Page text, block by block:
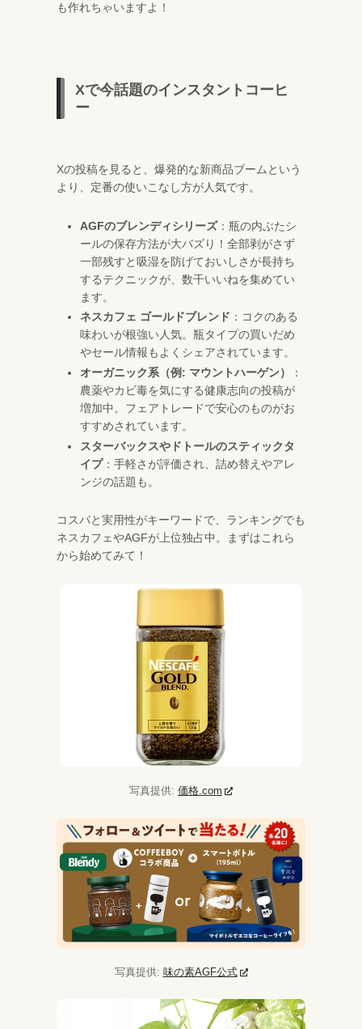
も作れちゃいますよ！
Xで今話題のインスタントコーヒ
ー
Xの投稿を見ると、爆発的な新商品ブームという
より、定番の使いこなし方が人気です。
AGFのブレンディシリーズ：瓶の内ぶたシ
ールの保存方法が大バズり！全部剥がさず
一部残すと吸湿を防げておいしさが長持ち
するテクニックが、数千いいねを集めてい
ます。
ネスカフェ ゴールドブレンド ：コクのある
味わいが根強い人気。瓶タイプの買いだめ
やセール情報もよくシェアされています。
オーガニック系（例: マウントハーゲン）
：
農薬やカビ毒を気にする健康志向の投稿が
増加中。フェアトレードで安心のものがお
すすめされています。
スターバックスやドトールのスティックタ
イプ：手軽さが評価され、詰め替えやアレ
ンジの話題も。
コスパと実用性がキーワードで、ランキングでも
ネスカフェやAGFが上位独占中。まずはこれら
から始めてみて！
写真提供: 価格.com
写真提供: 味の素AGF公式